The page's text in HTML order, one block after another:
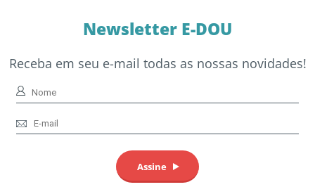
Newsletter E-DOU
Receba em seu e-mail todas as nossas novidades!